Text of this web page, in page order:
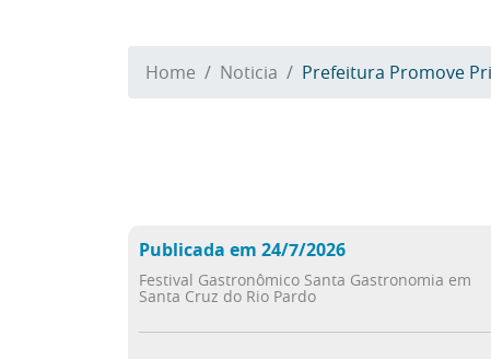
Home Noticia Prefeitura Promove
Publicada em 24/7/2026
Festival Gastronômico Santa Gastronomia em
Santa Cruz do Rio Pardo